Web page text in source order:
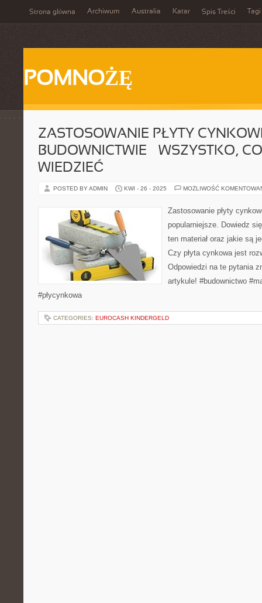
Strona główna Archiwum Australia Katar Spis Treści Tagi
POMNOŻĘ
ZASTOSOWANIE PŁYTY
BUDOWNICTWIE – WSZYSTKO,
WIEDZIEĆ
POSTED BY ADMIN KWI - 26 - 2025 MOŻLIWOŚĆ
Zastosowanie płyty
popularniejsze. Dowiedz
ten materiał oraz jakie są
Czy płyta cynkowa jest
Odpowiedzi na te pytania
artykule! #budownictwo
#płycynkowa
CATEGORIES: EUROCASH KINDERGELD